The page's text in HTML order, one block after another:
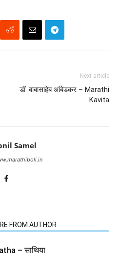
Next article
डॉ .बाबासाहेब आंबेडकर – Marathi
Kavita
Samel
FROM AUTHOR
– साथिया